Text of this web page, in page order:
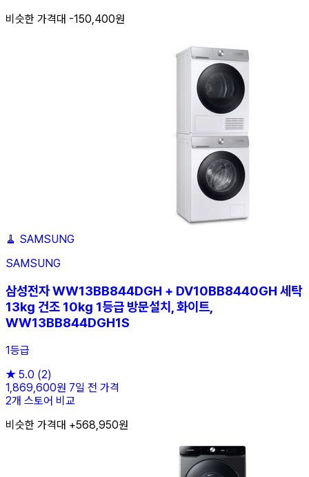
비슷한 가격대 -150,400원
🧹 SAMSUNG
SAMSUNG
삼성전자 WW13BB844DGH + DV10BB8440GH 세탁
13kg 건조 10kg 1등급 방문설치, 화이트,
WW13BB844DGH1S
1등급
★ 5.0 (2)
1,869,600원 7일 전 가격
2개 스토어 비교
비슷한 가격대 +568,950원